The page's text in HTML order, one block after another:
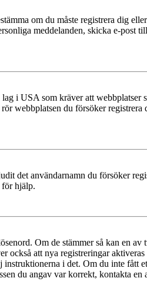
om du måste registrera dig
meddelanden, skicka e-post
i USA som kräver att
webbplatsen du försöker
det användarnamn du försöker
för hjälp.
Om de stämmer så kan en
också att nya registreringar
i det. Om du inte fått
du angav var korrekt, kontakta en